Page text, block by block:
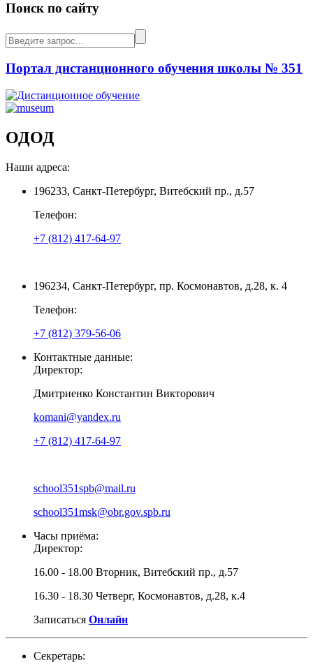
Поиск по сайту
Портал дистанционного обучения школы № 351
ОДОД
Наши адреса:
196233, Санкт-Петербург, Витебский пр., д.57
Телефон:
+7 (812) 417-64-97
196234, Санкт-Петербург, пр. Космонавтов, д.28, к. 4
Телефон:
+7 (812) 379-56-06
Контактные данные:
Директор:
Дмитриенко Константин Викторович
komani@yandex.ru
+7 (812) 417-64-97
school351spb@mail.ru
school351msk@obr.gov.spb.ru
Часы приёма:
Директор:
16.00 - 18.00 Вторник, Витебский пр., д.57
16.30 - 18.30 Четверг, Космонавтов, д.28, к.4
Записаться Онлайн
Секретарь: